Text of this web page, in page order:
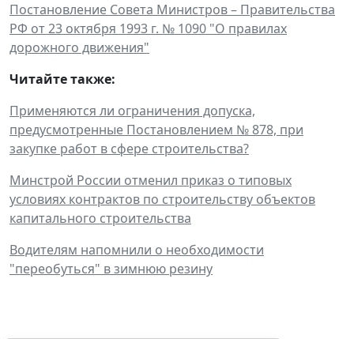
Постановление Совета Министров – Правительства
РФ от 23 октября 1993 г. № 1090 "О правилах
дорожного движения"
Читайте также:
Применяются ли ограничения допуска,
предусмотренные Постановлением № 878, при
закупке работ в сфере строительства?
Минстрой России отменил приказ о типовых
условиях контрактов по строительству объектов
капитального строительства
Водителям напомнили о необходимости
"переобуться" в зимнюю резину